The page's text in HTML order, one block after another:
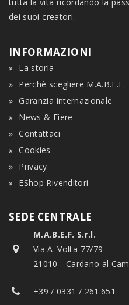
tutta la vita ricordando la
dei suoi creatori.
INFORMAZIONI
La storia
Perchè scegliere M.A.B.E.F.
Garanzia internazionale
News & Fiere
Contattaci
Cookies
Privacy
EShop Rivenditori
SEDE CENTRALE
M.A.B.E.F. S.r.l.
Via A. Volta 77/79
21010 - Cardano al
+39 / 0331 / 261.651